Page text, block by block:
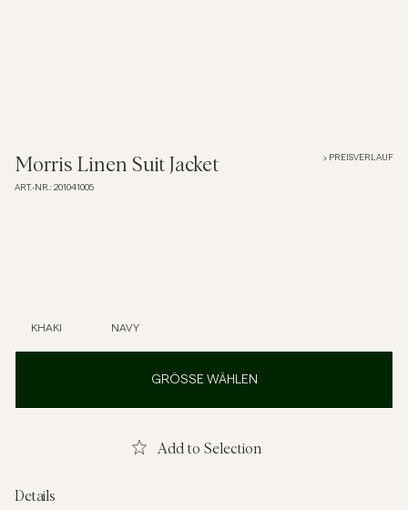
Hemden
T-Shirts
Unterwäsche
Morris Linen Suit Jacket
ART.-NR.: 201041005
PREISVERLAUF
KHAKI NAVY
GRÖSSE WÄHLEN
Add to Selection
Details